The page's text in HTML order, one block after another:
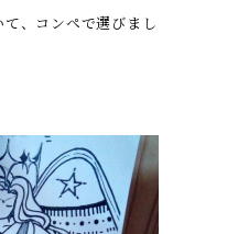
、コンペで選びまし